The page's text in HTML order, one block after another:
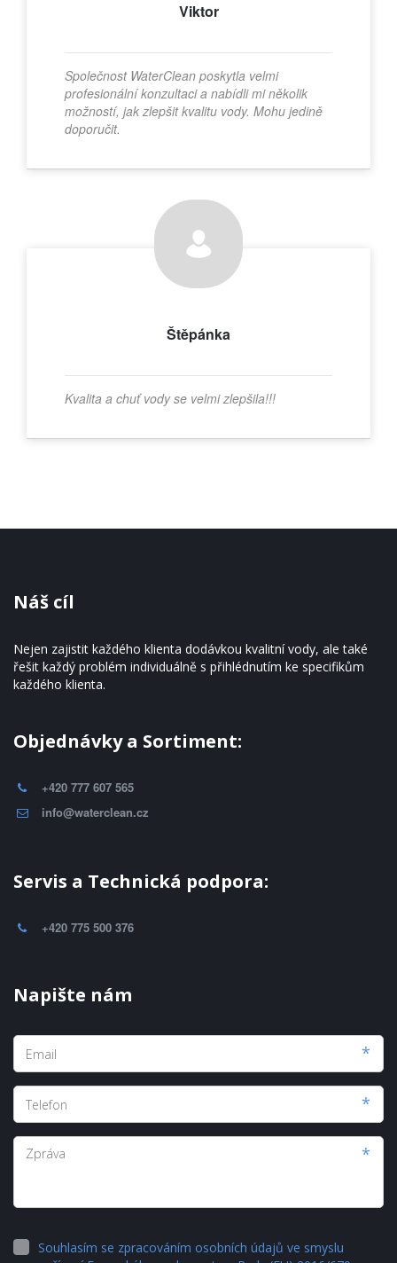
Viktor
Společnost WaterClean poskytla velmi
profesionální konzultaci a nabídli mi několik
možností, jak zlepšit kvalitu vody. Mohu jedině
doporučit.
Štěpánka
Kvalita a chuť vody se velmi zlepšila!!!
Náš cíl
Nejen zajistit každého klienta dodávkou kvalitní vody, ale také
řešit každý problém individuálně s přihlédnutím ke specifikům
každého klienta.
Objednávky a Sortiment:
+420 777 607 565
info@waterclean.cz
Servis a Technická podpora:
+420 775 500 376
Napište nám
*
*
*
Souhlasím se zpracováním osobních údajů ve smyslu